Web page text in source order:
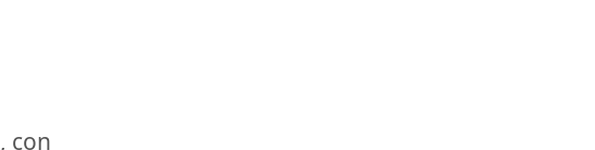
, con